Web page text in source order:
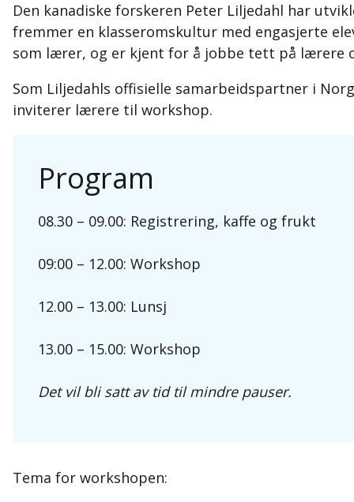
Den kanadiske forskeren Peter Liljedahl har
fremmer en klasseromskultur med engasjerte
som lærer, og er kjent for å jobbe tett på lærere
Som Liljedahls offisielle samarbeidspartner i
inviterer lærere til workshop.
Program
08.30 – 09.00: Registrering, kaffe og frukt
09:00 – 12.00: Workshop
12.00 – 13.00: Lunsj
13.00 – 15.00: Workshop
Det vil bli satt av tid til mindre pauser.
Tema for workshopen: